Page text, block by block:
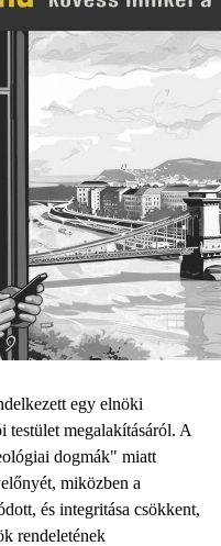
egy elnöki
testület megalakításáról. A
dogmák" miatt
miközben a
és integritása csökkent,
rendeletének